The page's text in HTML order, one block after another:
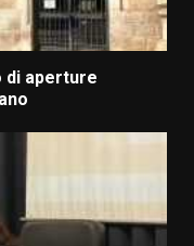
di aperture